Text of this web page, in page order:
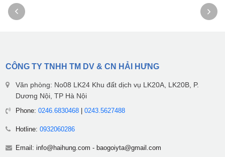
CÔNG TY TNHH TM DV & CN HẢI HƯNG
Văn phòng: No08 LK24 Khu đất dịch vụ LK20A, LK20B, P.
Dương Nội, TP Hà Nội
Phone: 0246.6830468| 0243.5627488
Hotline: 0932060286
Email: info@haihung.com - baogoiyta@gmail.com